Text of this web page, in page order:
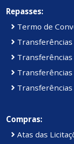
Repasses:
Termo de
Transferências
Transferências
Compras:
Atas das